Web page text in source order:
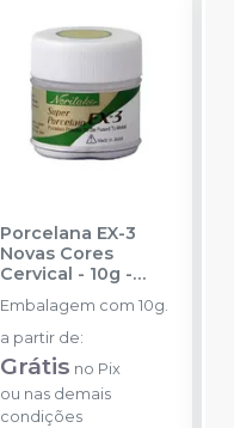
Porcelana EX-3
Novas Cores
Cervical - 10g -
NORITAKE
Embalagem com 10g.
a partir de:
Grátis no Pix
ou nas demais
condições